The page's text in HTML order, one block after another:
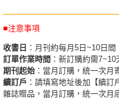
■注意事項
收書日 ：月刊約每月5日~10日
訂單作業時間 ：新訂購約需7~10
期刊起始 ：當月訂購，統一次
續訂戶 ：請填寫地址後加【續訂
雜誌贈品，當月訂購，統一次月